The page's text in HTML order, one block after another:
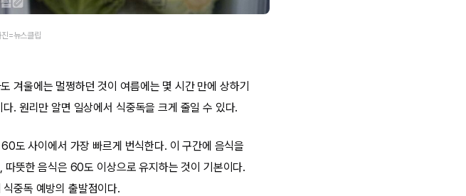
=뉴스클립
겨울에는 멀쩡하던 것이 여름에는 몇 시간 만에 상하기
. 원리만 알면 일상에서 식중독을 크게 줄일 수 있다.
도 사이에서 가장 빠르게 번식한다. 이 구간에 음식을
뜻한 음식은 60도 이상으로 유지하는 것이 기본이다.
중독 예방의 출발점이다.